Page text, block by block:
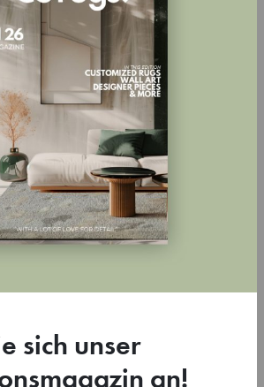
sich unser
an!